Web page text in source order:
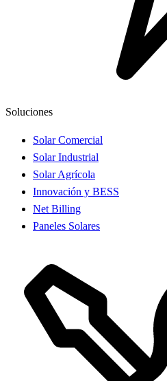
Soluciones
Solar Comercial
Solar Industrial
Solar Agrícola
Innovación y BESS
Net Billing
Paneles Solares